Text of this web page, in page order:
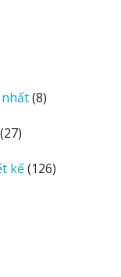
88
2727
phẩm
kế 126126